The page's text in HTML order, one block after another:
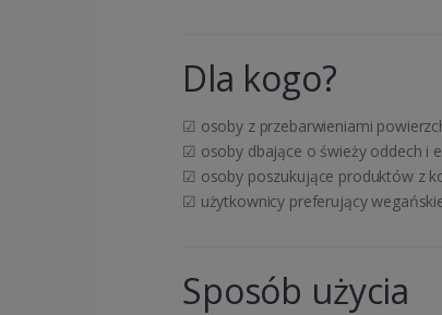
Dla kogo?
☑ osoby z przebarwieniami
☑ osoby dbające o świeży oddech i
☑ osoby poszukujące produktów z
☑ użytkownicy preferujący
Sposób użycia